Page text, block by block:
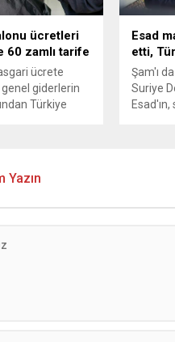
Talepleri...
kederli
ücretleri
60 zamlı tarife
ücrete
genel giderlerin
Türkiye
başında
ilgili
Esad
etti,
Şam'ı
Suriye
Yazın